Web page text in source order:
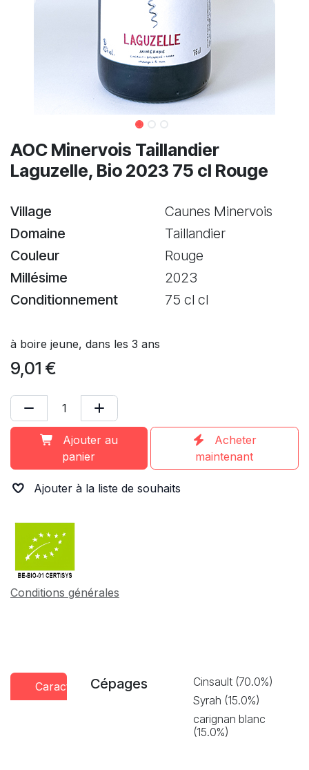
AOC Minervois Taillandier
Laguzelle, Bio 2023 75 cl Rouge
Village
Caunes Minervois
Domaine
Taillandier
Couleur
Rouge
Millésime
2023
Conditionnement
75 cl cl
à boire jeune, dans les 3 ans
9,01 €
Ajouter au
panier
Acheter
maintenant
Ajouter à la liste de souhaits
Conditions générales
Caractéristiques
Conseils
dégustation
Presse
Cépages
Cinsault (70.0%)
Syrah (15.0%)
carignan blanc
(15.0%)